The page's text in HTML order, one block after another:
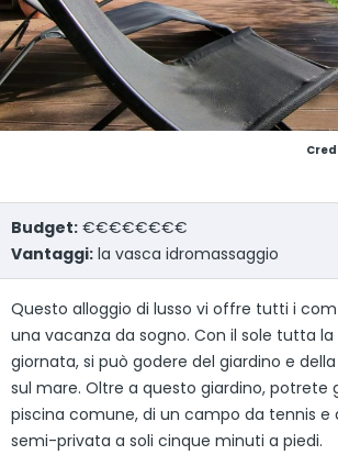
Budget: €€€€€€€€
Vantaggi: la vasca idromassaggio
Questo alloggio di lusso vi offre tutti i
una vacanza da sogno. Con il sole tutta
giornata, si può godere del giardino e
sul mare. Oltre a questo giardino, potrete
piscina comune, di un campo da tennis e
semi-privata a soli cinque minuti a piedi.